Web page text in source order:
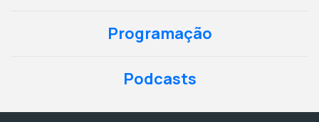
Programação
Podcasts